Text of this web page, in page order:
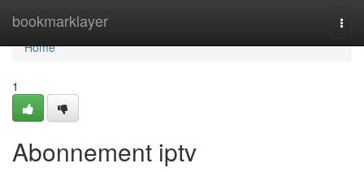
bookmarklayer
Home
Home
1
Abonnement iptv